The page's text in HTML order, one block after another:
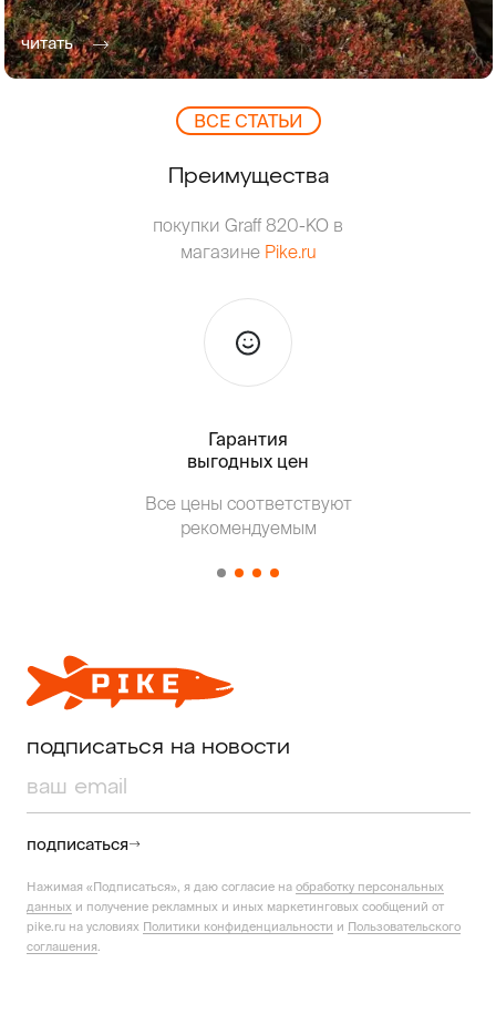
читать
ВCЕ СТАТЬИ
Преимущества
покупки Graff 820-KO в
магазине Pike.ru
Гарантия
выгодных цен
Все цены соответствуют
рекомендуемым
подписаться на новости
подписаться
Нажимая «Подписаться», я даю согласие на обработку персональных
данных и получение рекламных и иных маркетинговых сообщений от
pike.ru на условиях Политики конфиденциальности и Пользовательского
соглашения